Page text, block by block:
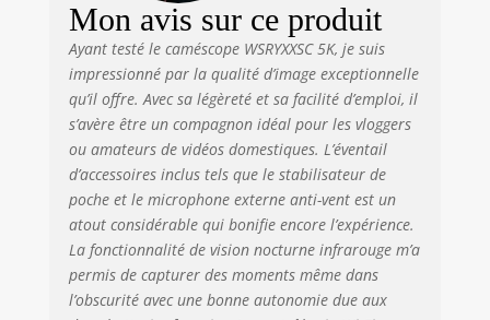
l'application
"Lercenker" et
connectez la caméra
en WiFi à votre
smartphone/tablette.
Téléchargement et
partage instantanés.
Note: Système FAT32
– vidéos
automatiquement
divisées en clips de
15-20 min (max
4GB/fichier). 🎥
Mon avis sur ce produit
Ayant testé le caméscope WSRYXXSC 5K, je suis
impressionné par la qualité d’image exceptionnelle
qu’il offre. Avec sa légèreté et sa facilité d’emploi, il
s’avère être un compagnon idéal pour les vloggers
ou amateurs de vidéos domestiques. L’éventail
d’accessoires inclus tels que le stabilisateur de
poche et le microphone externe anti-vent est un
atout considérable qui bonifie encore l’expérience.
La fonctionnalité de vision nocturne infrarouge m’a
permis de capturer des moments même dans
l’obscurité avec une bonne autonomie due aux